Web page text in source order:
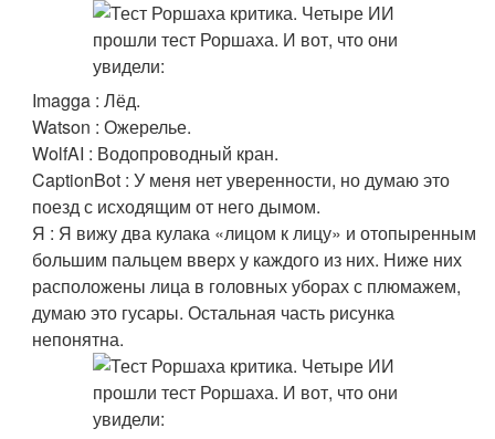
Imagga : Лёд.
Watson : Ожерелье.
WolfAI : Водопроводный кран.
CaptionBot : У меня нет уверенности, но думаю это
поезд с исходящим от него дымом.
Я : Я вижу два кулака «лицом к лицу» и отопыренным
большим пальцем вверх у каждого из них. Ниже них
расположены лица в головных уборах с плюмажем,
думаю это гусары. Остальная часть рисунка
непонятна.